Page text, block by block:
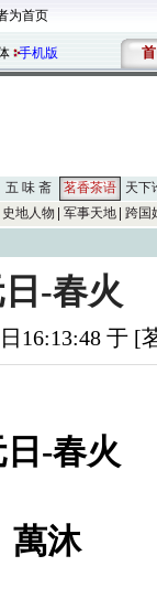
为首页
手机版 首
五 味 斋 茗香茶语
天下
史地人物
军事天地 跨国
-春火
日16:13:48 于
-春火
萬沐